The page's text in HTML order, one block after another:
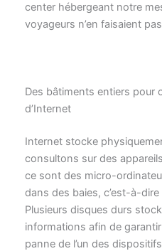
center hébergeant notre
voyageurs n’en faisaient
Des bâtiments entiers pour
d’Internet
Internet stocke
consultons sur des
ce sont des micro-
dans des baies, c’est-à-
Plusieurs disques durs
informations afin de
panne de l’un des